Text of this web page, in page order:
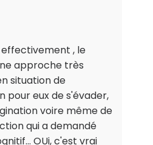
, le
approche très
situation de
pour eux de s'évader,
voire même de
qui a demandé
OUi, c'est vrai